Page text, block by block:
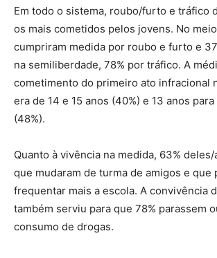
Em todo o sistema, roubo/furto e tráfico
os mais cometidos pelos jovens. No
cumpriram medida por roubo e furto e
na semiliberdade, 78% por tráfico. A
cometimento do primeiro ato infracional
era de 14 e 15 anos (40%) e 13 anos
(48%).
Quanto à vivência na medida, 63%
que mudaram de turma de amigos e que
frequentar mais a escola. A convivência
também serviu para que 78% parassem
consumo de drogas.